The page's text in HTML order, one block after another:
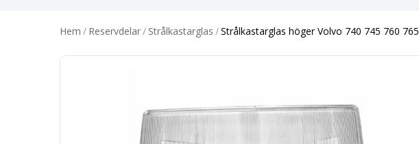
Hem / Reservdelar/ Strålkastarglas /Strålkastarglas höger Volvo 740 745 760 765